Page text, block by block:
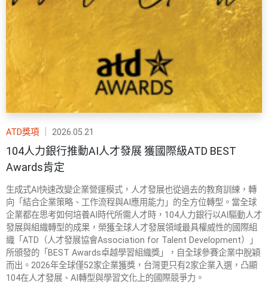
ATD獎項 2026.05.21
104人力銀行推動AI人才發展 獲國際級ATD BEST
Awards肯定
生成式AI快速改變企業營運模式，人才發展也從過去的教育訓練，轉
向「結合企業策略、工作流程與AI應用能力」的全方位轉型。當全球
企業都在思考如何培養AI時代所需人才時，104人力銀行以AI驅動人才
發展與組織轉型的成果，榮獲全球人才發展領域最具權威性的國際組
織「ATD（人才發展協會Association for Talent Development）」
所頒發的「BEST Awards卓越學習組織獎」，自全球參賽企業中脫穎
而出。2026年全球僅52家企業獲獎，台灣更只有2家企業入選，凸顯
104在人才發展、AI轉型與學習文化上的國際競爭力。